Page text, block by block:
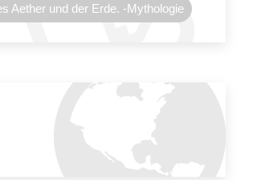
Aether und der Erde. -Mythologie